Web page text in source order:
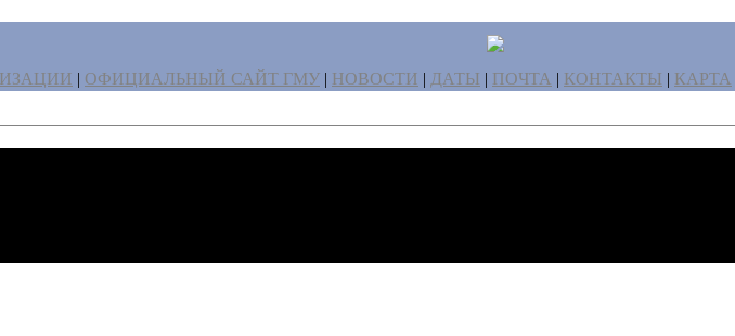
| ОФИЦИАЛЬНЫЙ САЙТ ГМУ | НОВОСТИ | ДАТЫ | ПОЧТА | КОНТАКТЫ | КАРТА